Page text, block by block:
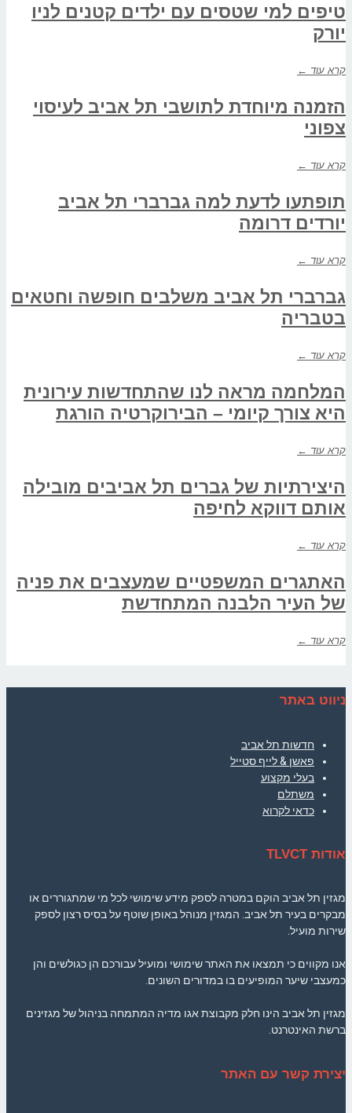
טיפים למי שטסים עם ילדים קטנים לניו
יורק
קרא עוד ←
הזמנה מיוחדת לתושבי תל אביב לעיסוי
צפוני
קרא עוד ←
תופתעו לדעת למה גברברי תל אביב
יורדים דרומה
קרא עוד ←
גברברי תל אביב משלבים חופשה וחטאים
בטבריה
קרא עוד ←
המלחמה מראה לנו שהתחדשות עירונית
היא צורך קיומי – הבירוקרטיה הורגת
קרא עוד ←
היצירתיות של גברים תל אביבים מובילה
אותם דווקא לחיפה
קרא עוד ←
האתגרים המשפטיים שמעצבים את פניה
של העיר הלבנה המתחדשת
קרא עוד ←
ניווט באתר
חדשות תל אביב
פאשן & לייף סטייל
בעלי מקצוע
משתלם
כדאי לקרוא
אודות TLVCT
מגזין תל אביב הוקם במטרה לספק מידע שימושי לכל מי שמתגוררים או
מבקרים בעיר תל אביב. המגזין מנוהל באופן שוטף על בסיס רצון לספק
שירות מועיל.
אנו מקווים כי תמצאו את האתר שימושי ומועיל עבורכם הן כגולשים והן
כמעצבי שיער המופיעים בו במדורים השונים.
מגזין תל אביב הינו חלק מקבוצת אגו מדיה המתמחה בניהול של מגזינים
ברשת האינטרנט.
יצירת קשר עם האתר